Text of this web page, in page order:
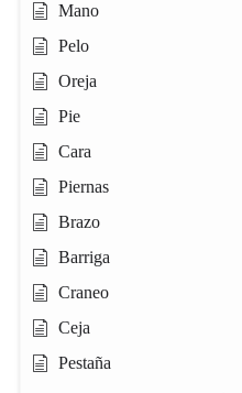
Mano
Pelo
Oreja
Pie
Cara
Piernas
Brazo
Barriga
Craneo
Ceja
Pestaña